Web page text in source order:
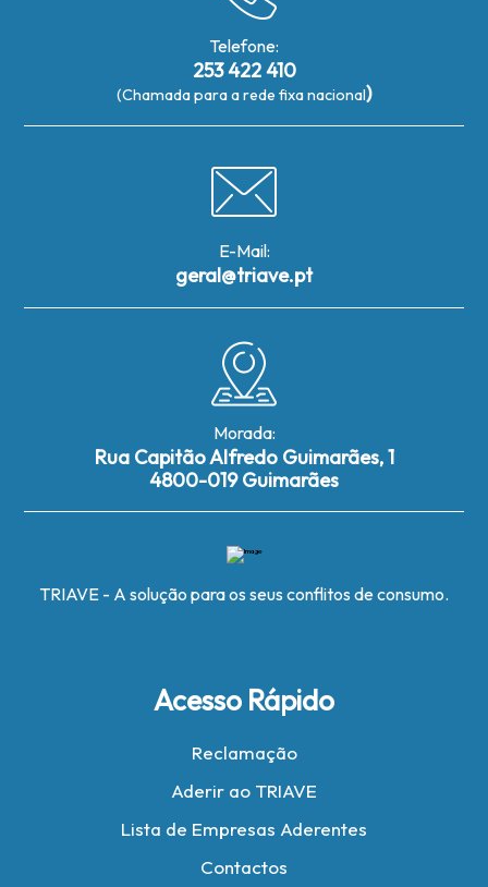
Telefone:
253 422 410
(Chamada para a rede fixa nacional)
E-Mail:
geral@triave.pt
Morada:
Rua Capitão Alfredo Guimarães, 1
4800-019 Guimarães
TRIAVE - A solução para os seus conflitos de consumo.
Acesso Rápido
Reclamação
Aderir ao TRIAVE
Lista de Empresas Aderentes
Contactos